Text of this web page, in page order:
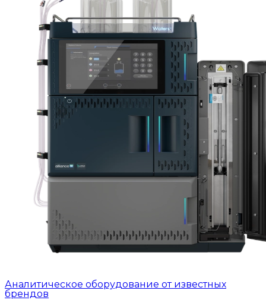
Аналитическое оборудование от известных
брендов